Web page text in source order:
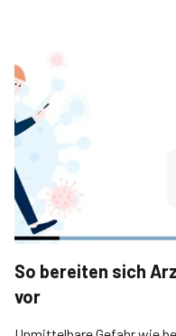
So bereiten sich
vor